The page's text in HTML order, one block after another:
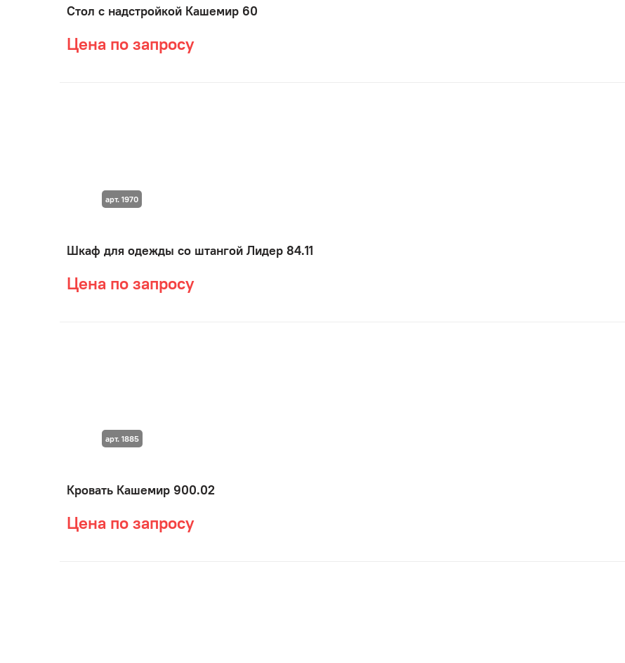
Стол с надстройкой Кашемир 60
Цена по запросу
Шкаф для одежды со штангой Лидер 84.11
Цена по запросу
арт. 1970
Кровать Кашемир 900.02
Цена по запросу
арт. 1885